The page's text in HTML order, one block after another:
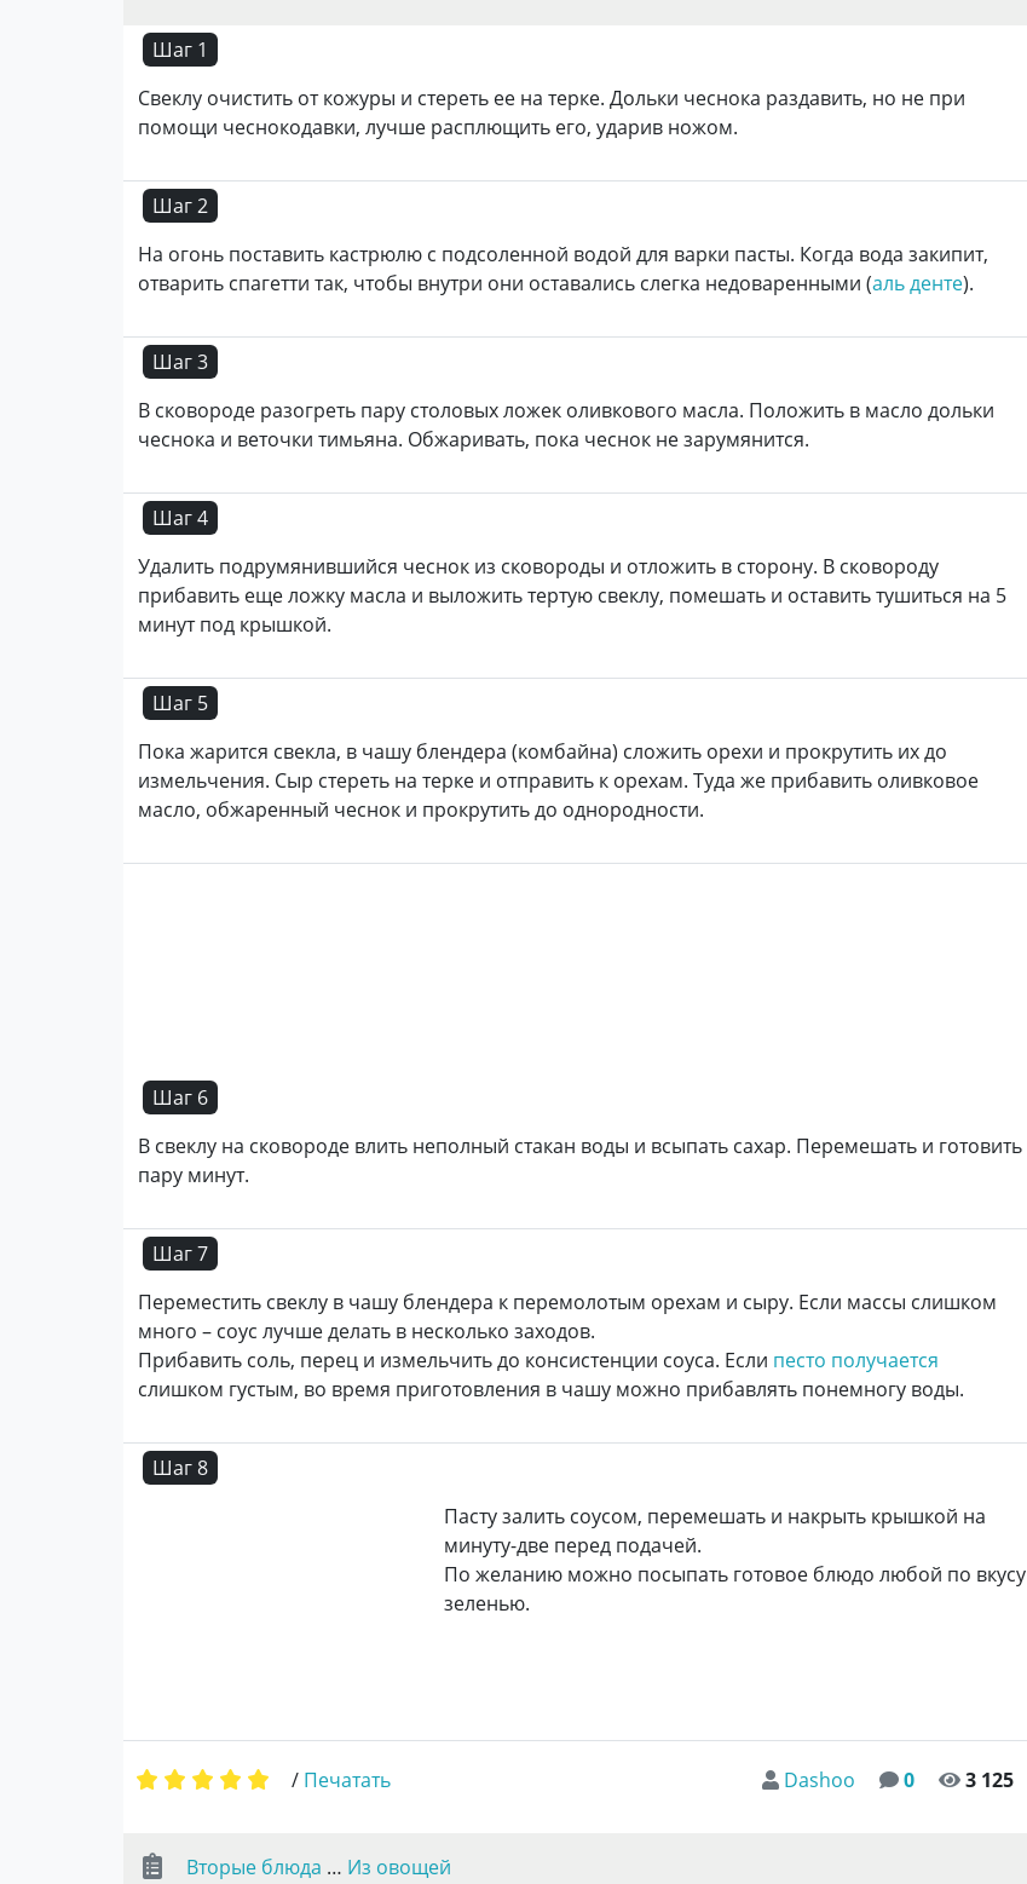
Шаг 1
Свеклу очистить от кожуры и стереть ее на терке. Дольки чеснока раздавить, но не при
помощи чеснокодавки, лучше расплющить его, ударив ножом.
Шаг 2
На огонь поставить кастрюлю с подсоленной водой для варки пасты. Когда вода закипит,
отварить спагетти так, чтобы внутри они оставались слегка недоваренными (аль денте).
Шаг 3
В сковороде разогреть пару столовых ложек оливкового масла. Положить в масло дольки
чеснока и веточки тимьяна. Обжаривать, пока чеснок не зарумянится.
Шаг 4
Удалить подрумянившийся чеснок из сковороды и отложить в сторону. В сковороду
прибавить еще ложку масла и выложить тертую свеклу, помешать и оставить тушиться на 5
минут под крышкой.
Шаг 5
Пока жарится свекла, в чашу блендера (комбайна) сложить орехи и прокрутить их до
измельчения. Сыр стереть на терке и отправить к орехам. Туда же прибавить оливковое
масло, обжаренный чеснок и прокрутить до однородности.
Шаг 6
В свеклу на сковороде влить неполный стакан воды и всыпать сахар. Перемешать и готовить
пару минут.
Шаг 7
Переместить свеклу в чашу блендера к перемолотым орехам и сыру. Если массы слишком
много – соус лучше делать в несколько заходов.
Прибавить соль, перец и измельчить до консистенции соуса. Если песто получается
слишком густым, во время приготовления в чашу можно прибавлять понемногу воды.
Шаг 8
Пасту залить соусом, перемешать и накрыть крышкой на
минуту-две перед подачей.
По желанию можно посыпать готовое блюдо любой по вкусу
зеленью.
Dashoo 0 3 125
/ Печатать
Вторые блюда … Из овощей